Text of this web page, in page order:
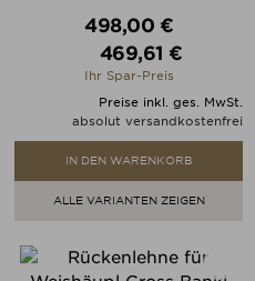
Verkaufspreis
498,00 €
Preis
469,61 €
Ihr Spar-Preis
Preise inkl. ges. MwSt.
absolut versandkostenfrei
IN DEN WARENKORB
ALLE VARIANTEN ZEIGEN